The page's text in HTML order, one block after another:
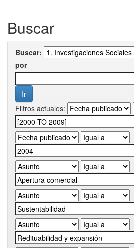
Buscar
Buscar:
por
Filtros actuales: